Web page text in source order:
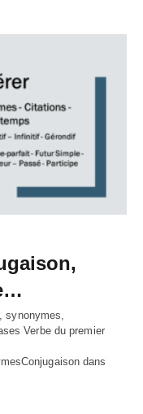
synonymes,
Verbe du premier
dans